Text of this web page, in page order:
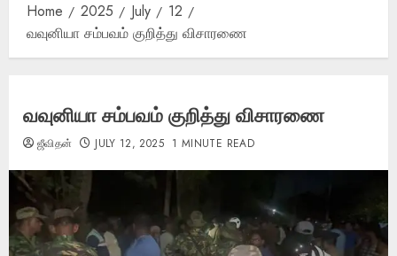
Home 2025 July
12
வவுனியா சம்பவம் குறித்து விசாரணை
வவுனியா சம்பவம் குறித்து விசாரணை
ஜீவிதன் JULY 12, 2025 1 MINUTE READ